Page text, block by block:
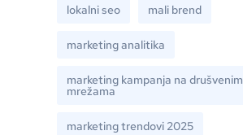
lokalni seo mali brend
marketing analitika
marketing kampanja na drušvenim
mrežama
marketing trendovi 2025